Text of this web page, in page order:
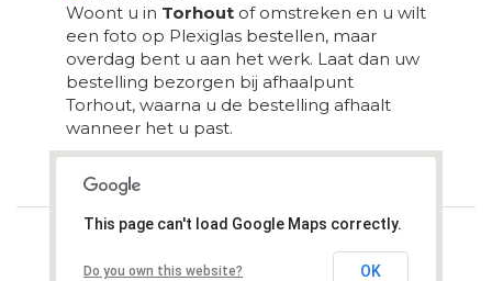
Woont u in Torhout of omstreken en u wilt
een foto op Plexiglas bestellen, maar
overdag bent u aan het werk. Laat dan uw
bestelling bezorgen bij afhaalpunt
Torhout, waarna u de bestelling afhaalt
wanneer het u past.
Loading...
This page can't load Google Maps correctly.
Do you own this website? OK